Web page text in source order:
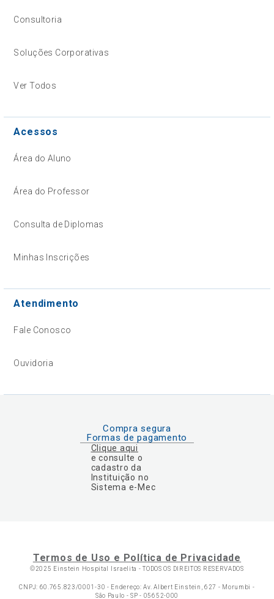
Consultoria
Soluções Corporativas
Ver Todos
Acessos
Área do Aluno
Área do Professor
Consulta de Diplomas
Minhas Inscrições
Atendimento
Fale Conosco
Ouvidoria
Compra segura
Formas de pagamento
Clique aqui
e consulte o
cadastro da
Instituição no
Sistema e-Mec
Termos de Uso e Política de Privacidade
©2025 Einstein Hospital Israelita -TODOS OS DIREITOS RESERVADOS
CNPJ: 60.765.823/0001-30 - Endereço: Av. Albert Einstein, 627 - Morumbi -
São Paulo - SP - 05652-000